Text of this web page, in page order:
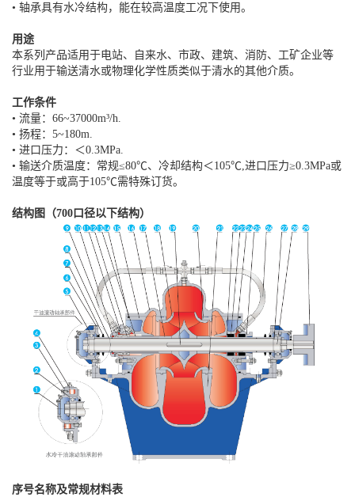
• 轴承具有水冷结构，能在较高温度工况下使用。
用途
本系列产品适用于电站、自来水、市政、建筑、消防、工矿企业等
行业用于输送清水或物理化学性质类似于清水的其他介质。
工作条件
• 流量：66~37000m³/h.
• 扬程：5~180m.
• 进口压力：＜0.3MPa.
• 输送介质温度：常规≤80℃、冷却结构＜105℃,进口压力≥0.3MPa或
温度等于或高于105℃需特殊订货。
结构图（700口径以下结构）
序号名称及常规材料表